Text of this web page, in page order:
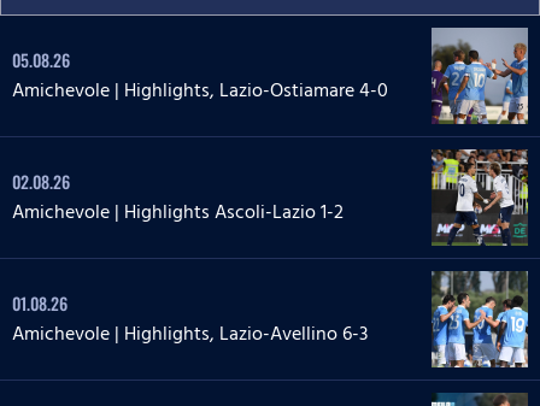
05.08.26
Amichevole | Highlights, Lazio-Ostiamare 4-0
02.08.26
Amichevole | Highlights Ascoli-Lazio 1-2
01.08.26
Amichevole | Highlights, Lazio-Avellino 6-3